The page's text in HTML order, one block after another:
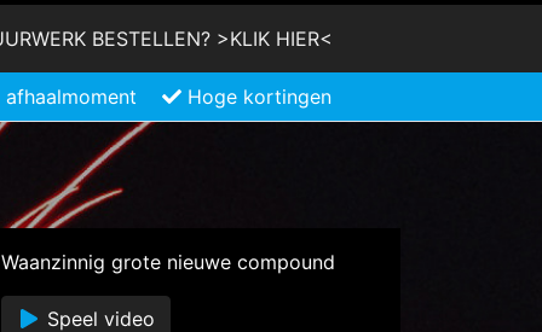
BESTELLEN? >KLIK HIER<
Hoge kortingen
Waanzinnig grote nieuwe compound
Speel video